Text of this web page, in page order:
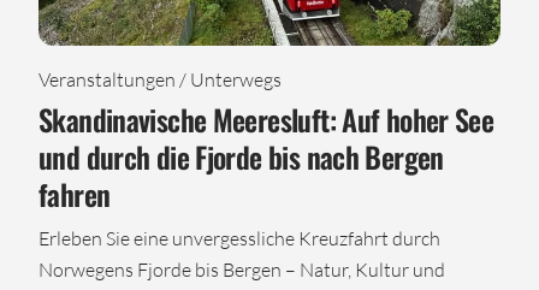
Veranstaltungen / Unterwegs
Skandinavische Meeresluft: Auf hoher See
und durch die Fjorde bis nach Bergen
fahren
Erleben Sie eine unvergessliche Kreuzfahrt durch
Norwegens Fjorde bis Bergen – Natur, Kultur und